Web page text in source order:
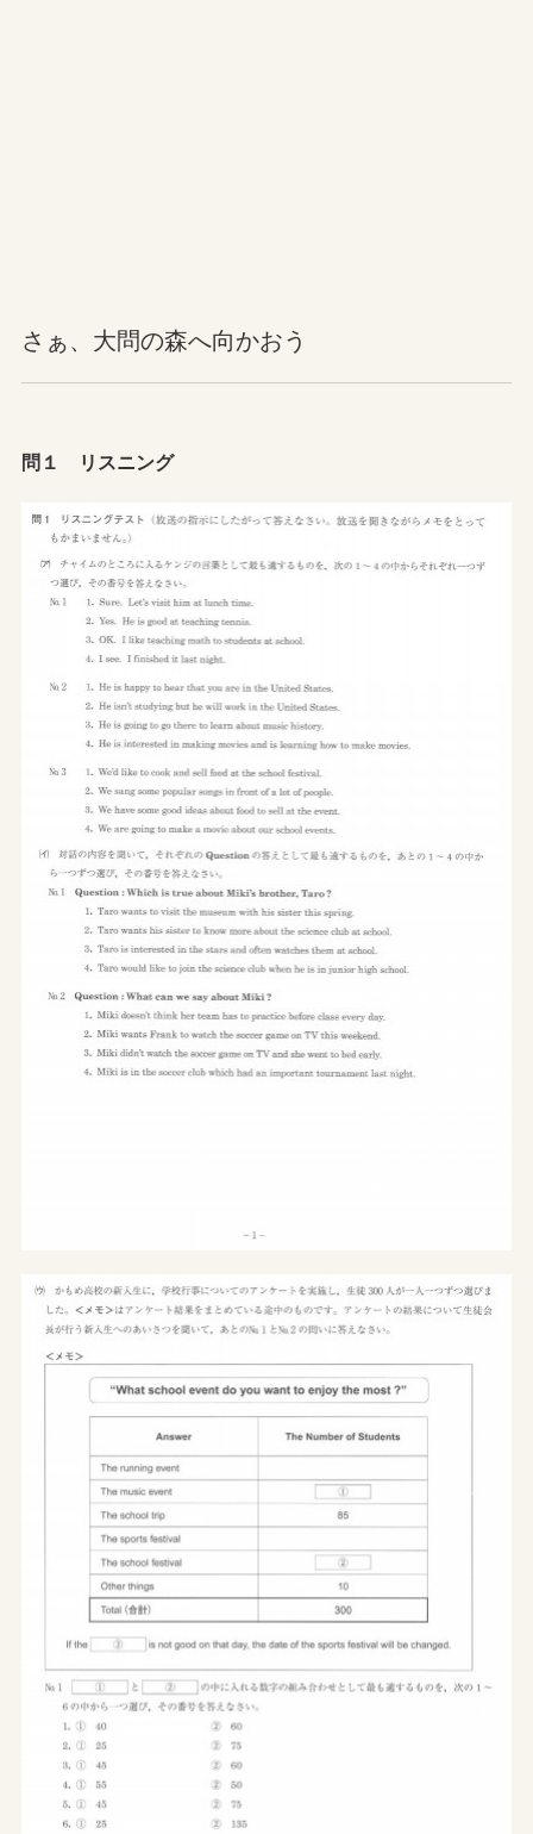
さぁ、大問の森へ向かおう
問１ リスニング